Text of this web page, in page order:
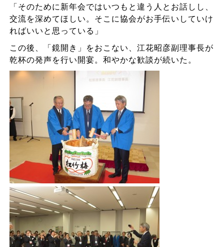
「そのために新年会ではいつもと違う人とお話しし、
交流を深めてほしい。そこに協会がお手伝いしていけ
ればいいと思っている」
この後、「鏡開き」をおこない、江花昭彦副理事長が
乾杯の発声を行い開宴。和やかな歓談が続いた。